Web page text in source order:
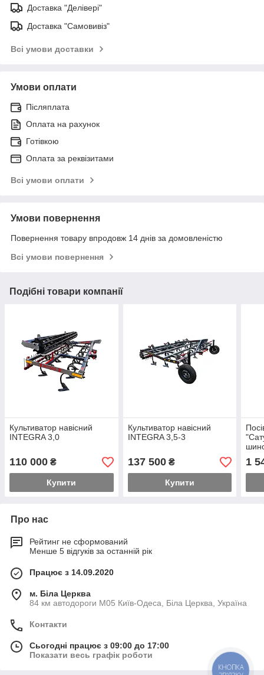
Доставка "Делівері"
Доставка "Самовивіз"
Всі умови доставки
Умови оплати
Післяплата
Оплата на рахунок
Готівкою
Оплата за реквізитами
Всі умови оплати
Умови повернення
Повернення товару впродовж 14 днів за домовленістю
Всі умови повернення
Подібні товари компанії
Культиватор навісний
INTEGRA 3,0
110 000 ₴
Купити
Культиватор навісний
INTEGRA 3,5-3
137 500₴
Купити
1
Про нас
Рейтинг не сформований
Менше 5 відгуків за останній рік
Працює з 14.09.2020
м. Біла Церква
84 км автодороги М05 Київ-Одеса, Біла Церква, Україна
Контакти
Сьогодні працює з 09:00 до 17:00
Показати весь графік роботи
КНОПКА